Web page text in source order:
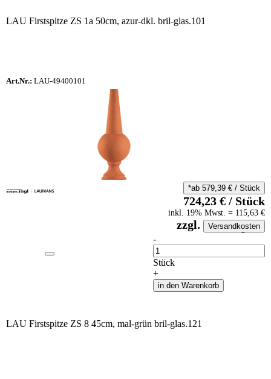
LAU Firstspitze ZS 1a 50cm, azur-dkl. bril-glas.101
Art.Nr.: LAU-49400101
auf Anfrageliste
-
Anzahl
Stück
+
in den Warenkorb
*ab 579,39 €/ Stück
724,23 €/ Stück
inkl. 19% Mwst. = 115,63 €
zzgl. Versandkosten
LAU Firstspitze ZS 8 45cm, mal-grün bril-glas.121